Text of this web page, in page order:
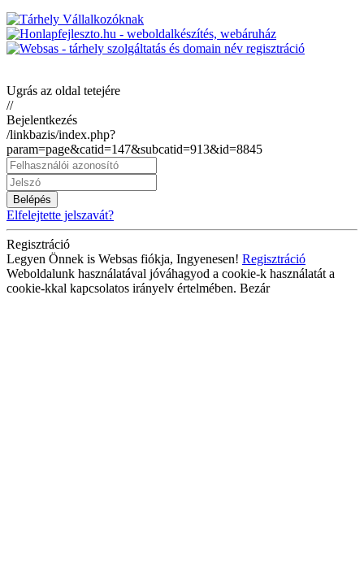
Ugrás az oldal tetejére
//
Bejelentkezés
/linkbazis/index.php?
param=page&catid=147&subcatid=913&id=8845
Belépés
Elfelejtette jelszavát?
Regisztráció
Legyen Önnek is Websas fiókja, Ingyenesen! Regisztráció
Weboldalunk használatával jóváhagyod a cookie-k használatát a
cookie-kkal kapcsolatos irányelv értelmében. Bezár